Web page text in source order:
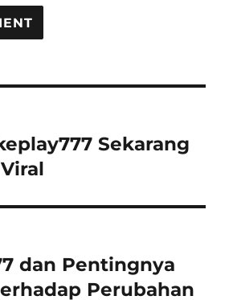
Sekarang
dan Pentingnya
Perubahan